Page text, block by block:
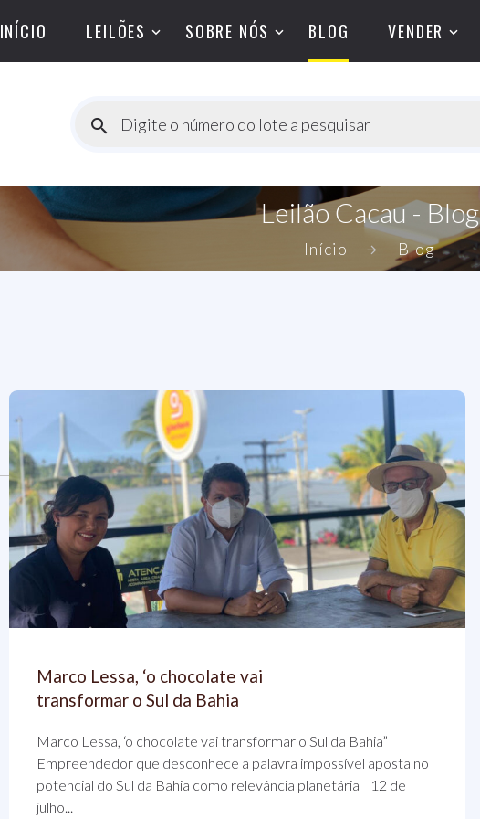
INÍCIO LEILÕES SOBRE NÓS BLOG VENDER
Digite o número do lote a pesquisar
Leilão Cacau - Blog
Início Blog
Marco Lessa, ‘o chocolate vai
transformar o Sul da Bahia
Marco Lessa, ‘o chocolate vai transformar o Sul da Bahia”
Empreendedor que desconhece a palavra impossível aposta no
potencial do Sul da Bahia como relevância planetária 12 de
julho...